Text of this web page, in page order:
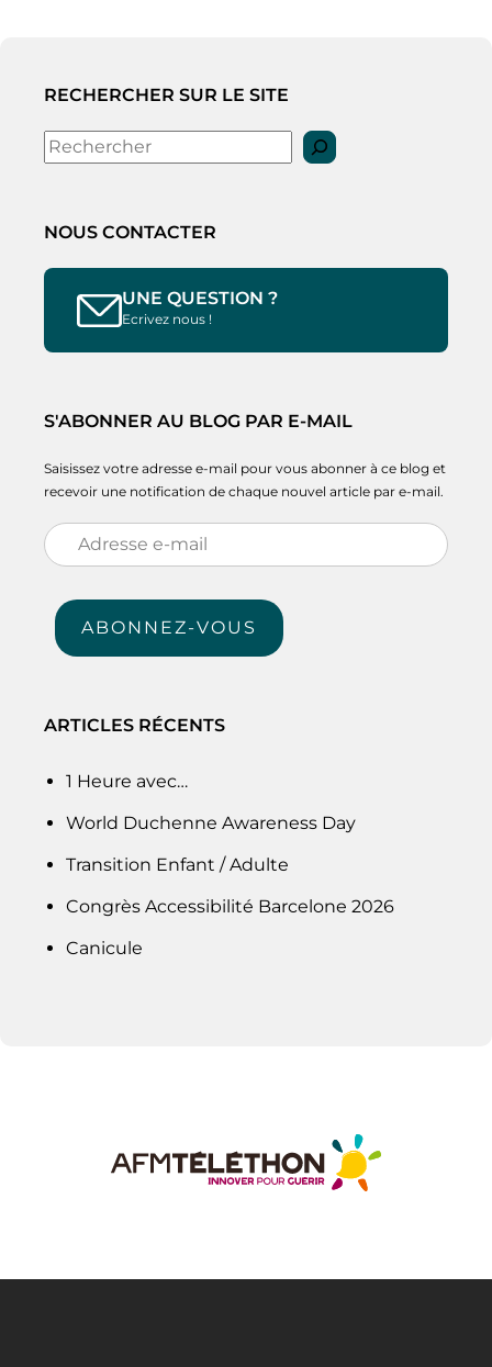
RECHERCHER SUR LE SITE
Rechercher
NOUS CONTACTER
UNE QUESTION ?
Ecrivez nous !
S'ABONNER AU BLOG PAR E-MAIL
Saisissez votre adresse e-mail pour vous abonner à ce blog et
recevoir une notification de chaque nouvel article par e-mail.
Adresse
e-
mail
ABONNEZ-VOUS
ARTICLES RÉCENTS
1 Heure avec…
World Duchenne Awareness Day
Transition Enfant / Adulte
Congrès Accessibilité Barcelone 2026
Canicule